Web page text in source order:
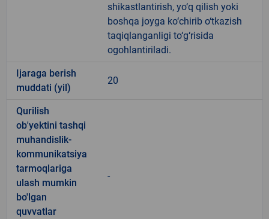
shikastlantirish, yo‘q qilish yoki
boshqa joyga ko‘chirib o‘tkazish
taqiqlanganligi to‘g‘risida
ogohlantiriladi.
Ijaraga berish
muddati (yil)
20
Qurilish
ob'yektini tashqi
muhandislik-
kommunikatsiya
tarmoqlariga
ulash mumkin
bo'lgan
quvvatlar
-